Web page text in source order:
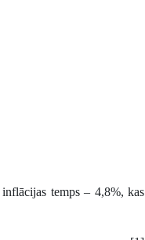
temps – 4,8%, kas